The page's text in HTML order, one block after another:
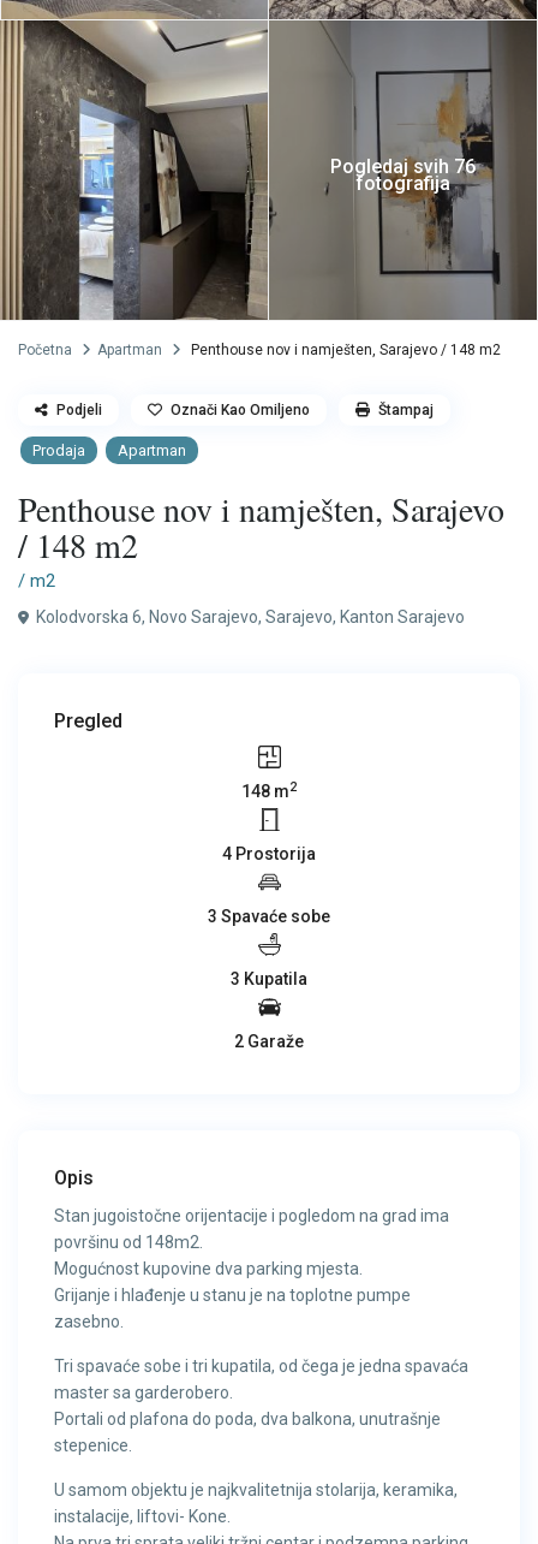
Pogledaj svih 76
fotografija
Početna Apartman Penthouse nov i namješten, Sarajevo / 148 m2
Prodaja Apartman
Penthouse nov i namješten, Sarajevo
/ 148 m2
/ m2
Kolodvorska 6, Novo Sarajevo,Sarajevo, Kanton Sarajevo
Podjeli Označi Kao Omiljeno Štampaj
Pregled
148 m2
4 Prostorija
3 Spavaće sobe
3 Kupatila
2 Garaže
Opis
Stan jugoistočne orijentacije i pogledom na grad ima
površinu od 148m2.
Mogućnost kupovine dva parking mjesta.
Grijanje i hlađenje u stanu je na toplotne pumpe
zasebno.
Tri spavaće sobe i tri kupatila, od čega je jedna spavaća
master sa garderobero.
Portali od plafona do poda, dva balkona, unutrašnje
stepenice.
U samom objektu je najkvalitetnija stolarija, keramika,
instalacije, liftovi- Kone.